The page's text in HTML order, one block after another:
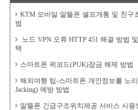
KTM 모바일 알뜰폰 셀프개통 및 친구
법
노드 VPN 오류 HTTP 451 해결 방법
택
스마트폰 퍽코드(PUK)잠금 해제 방법
해외여행 팁-스마트폰 개인정보를 노
Jacking) 예방 방법
알뜰폰 긴급구조위치제공 서비스 사용